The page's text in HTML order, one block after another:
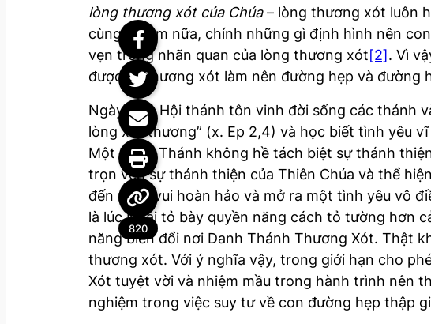
lòng thương xót của Chúa– lòng thương xót luôn
cùng. Thêm nữa, chính những gì định hình nên
vẹn trong nhãn quan của lòng thương xót[2]. Vì
được, vì thương xót làm nên đường hẹp và đường
Ngày nay, Hội thánh tôn vinh đời sống các thánh
lòng xót thương” (x. Ep 2,4) và học biết tình yêu
Một Danh Thánh không hề tách biệt sự thánh
trọn vẹn sự thánh thiện của Thiên Chúa và thể
đến niềm vui hoàn hảo và mở ra một tình yêu vô
là lúc Ngài tỏ bày quyền năng cách tỏ tường hơn
năng biến đổi nơi Danh Thánh Thương Xót. Thật
thương xót. Với ý nghĩa vậy, trong giới hạn cho
Xót tuyệt vời và nhiệm mầu trong hành trình nên
nghiệm trong việc suy tư về con đường hẹp thập
820